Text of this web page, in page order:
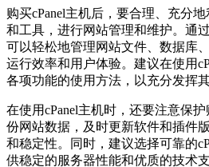
购买cPanel主机后，要合理、充分
和工具，进行网站管理和维护。通
可以轻松地管理网站文件、数据库
运行效率和用户体验。建议在使用
各项功能的使用方法，以充分发挥
在使用cPanel主机时，还要注意保
份网站数据，及时更新软件和插件
和稳定性。同时，建议选择可靠的
供稳定的服务器性能和优质的技术